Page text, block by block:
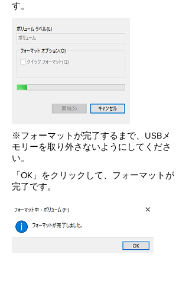
す。
​※フォーマットが完了するまで、USBメ
モリーを取り外さないようにしてくださ
い。
​「OK」をクリックして、フォーマットが
完了です。